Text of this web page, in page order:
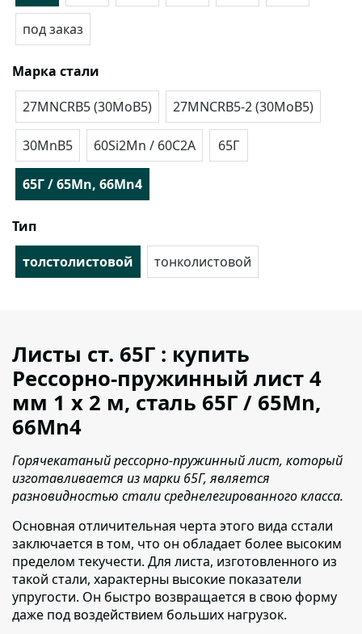
под заказ
Марка стали
27MNCRB5 (30MoB5)
27MNCRB5-2 (30MoB5)
30MnB5 60Si2Mn / 60С2А 65Г
65Г / 65Mn, 66Mn4
Тип
толстолистовой
тонколистовой
Листы ст. 65Г : купить
Рессорно-пружинный лист 4
мм 1 х 2 м, сталь 65Г / 65Mn,
66Mn4
Горячекатаный рессорно-пружинный лист, который
изготавливается из марки 65Г, является
разновидностью стали среднелегированного класса.
Основная отличительная черта этого вида сстали
заключается в том, что он обладает более высоким
пределом текучести. Для листа, изготовленного из
такой стали, характерны высокие показатели
упругости. Он быстро возвращается в свою форму
даже под воздействием больших нагрузок.